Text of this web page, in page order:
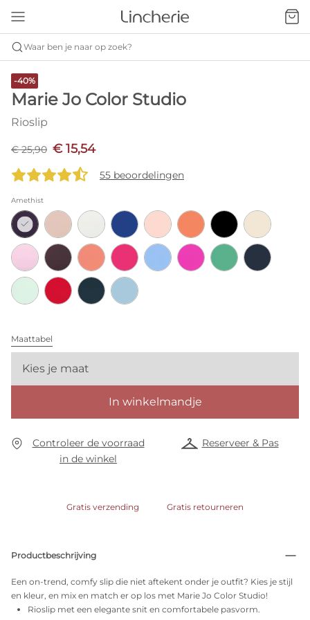
Waar ben je naar op zoek?
-40%
Marie Jo Color Studio
Rioslip
€ 25,90 € 15,54
55 beoordelingen
Amethist
Maattabel
Kies je maat
In winkelmandje
Controleer de voorraad
in de winkel
Reserveer & Pas
Gratis verzending Gratis retourneren
Productbeschrijving
Een on-trend, comfy slip die niet aftekent onder je outfit? Kies je stijl
en kleur, en mix en match er op los met Marie Jo Color Studio!
Rioslip met een elegante snit en comfortabele pasvorm.